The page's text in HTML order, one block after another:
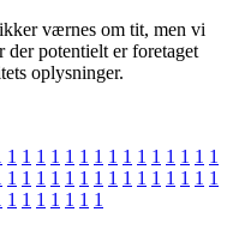
værnes om tit, men vi
potentielt er foretaget
oplysninger.
1 1 1 1 1 1 1 1 1 1 1 1 1 1 1
1 1 1 1 1 1 1 1 1 1 1 1 1 1 1
1 1 1 1 1 1 1